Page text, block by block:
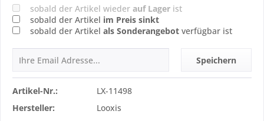
sobald der Artikel wieder auf Lager ist
sobald der Artikel im Preis sinkt
sobald der Artikel als Sonderangebot verfügbar ist
Speichern
Artikel-Nr.:
LX-11498
Hersteller:
Looxis